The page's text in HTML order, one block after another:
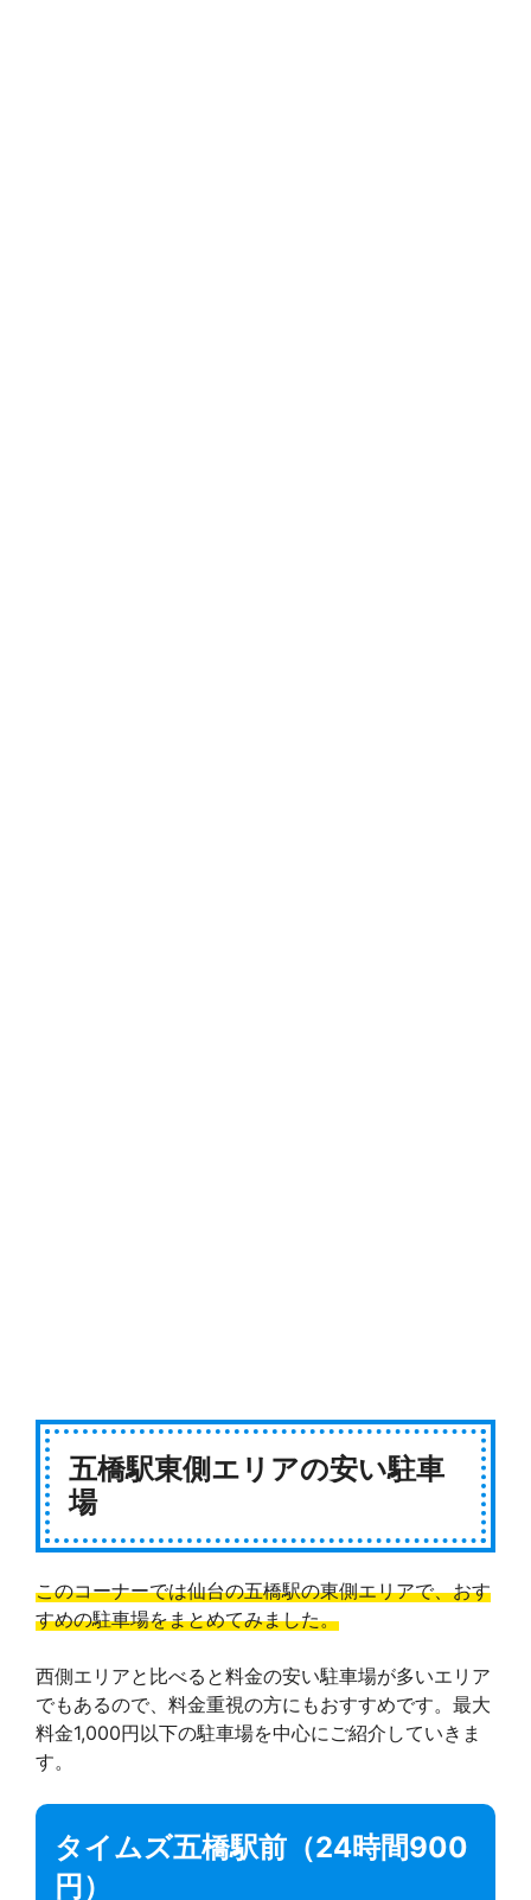
五橋駅東側エリアの安い駐車
場
このコーナーでは仙台の五橋駅の東側エリアで、おす
すめの駐車場をまとめてみました。
西側エリアと比べると料金の安い駐車場が多いエリア
でもあるので、料金重視の方にもおすすめです。最大
料金1,000円以下の駐車場を中心にご紹介していきま
す。
タイムズ五橋駅前（24時間900
円）